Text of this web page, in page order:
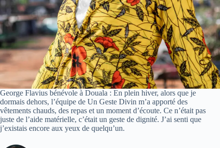
George Flavius bénévole à Douala : En plein hiver, alors que je
dormais dehors, l’équipe de Un Geste Divin m’a apporté des
vêtements chauds, des repas et un moment d’écoute. Ce n’était pas
juste de l’aide matérielle, c’était un geste de dignité. J’ai senti que
j’existais encore aux yeux de quelqu’un.